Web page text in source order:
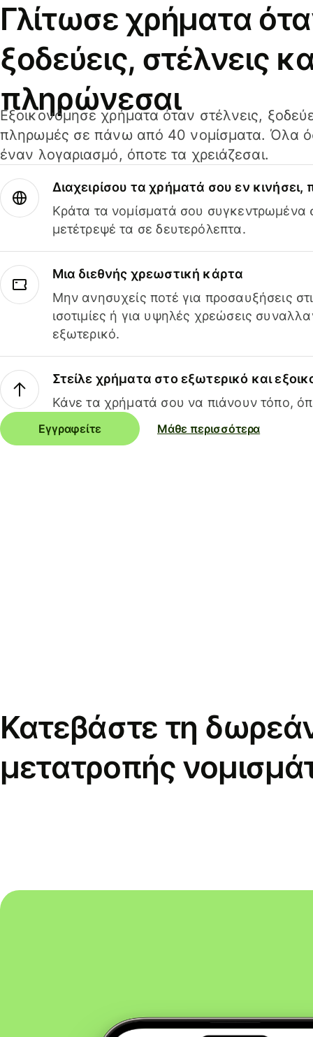
Γλίτωσε χρήματα
ξοδεύεις, στέλνεις
πληρώνεσαι
Εξοικονόμησε χρήματα όταν στέλνεις,
πληρωμές σε πάνω από 40 νομίσματα. Όλα
έναν λογαριασμό, όποτε τα χρειάζεσαι.
Διαχειρίσου τα χρήματά σου εν
Κράτα τα νομίσματά σου συγκεντρωμένα
μετέτρεψέ τα σε δευτερόλεπτα.
Μια διεθνής χρεωστική κάρτα
Μην ανησυχείς ποτέ για προσαυξήσεις
ισοτιμίες ή για υψηλές χρεώσεις
εξωτερικό.
Στείλε χρήματα στο εξωτερικό και
Κάνε τα χρήματά σου να πιάνουν τόπο,
Εγγραφείτε Μάθε περισσότερα
Κατεβάστε τη
μετατροπής